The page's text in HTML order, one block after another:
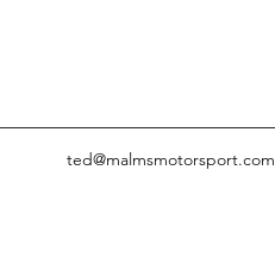
ted@malmsmotorsport.com